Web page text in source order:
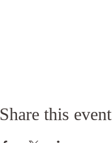
Share this event